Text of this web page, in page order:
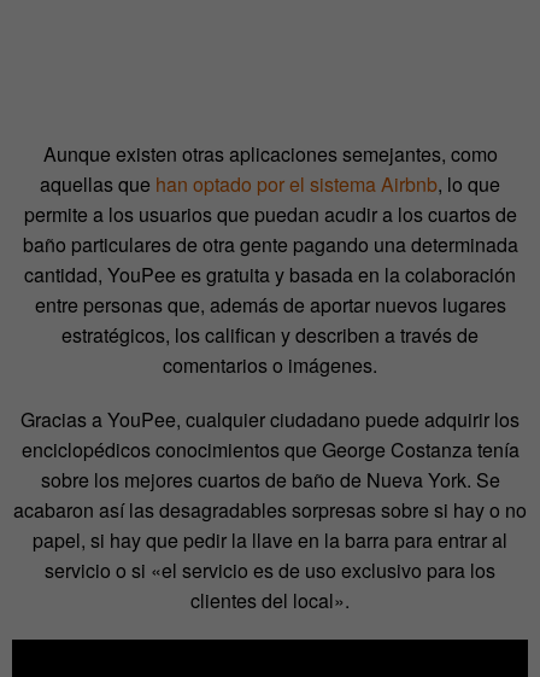
Aunque existen otras aplicaciones semejantes, como
aquellas que han optado por el sistema Airbnb, lo que
permite a los usuarios que puedan acudir a los cuartos de
baño particulares de otra gente pagando una determinada
cantidad, YouPee es gratuita y basada en la colaboración
entre personas que, además de aportar nuevos lugares
estratégicos, los califican y describen a través de
comentarios o imágenes.
Gracias a YouPee, cualquier ciudadano puede adquirir los
enciclopédicos conocimientos que George Costanza tenía
sobre los mejores cuartos de baño de Nueva York. Se
acabaron así las desagradables sorpresas sobre si hay o no
papel, si hay que pedir la llave en la barra para entrar al
servicio o si «el servicio es de uso exclusivo para los
clientes del local».